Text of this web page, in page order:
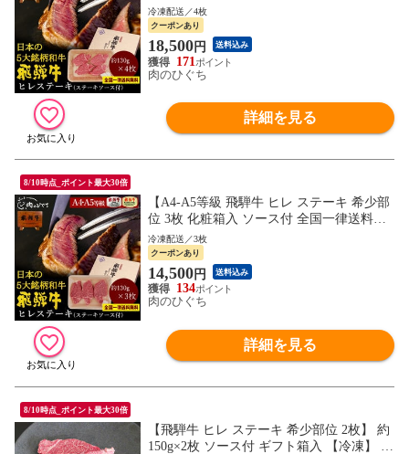
料】約130g×4枚 肉 ギフト 精肉 精肉ギフト
内祝 御礼 銘柄和牛 黒毛和牛 ぽっきり
冷凍配送／4枚
クーポンあり
18,500円 送料込み
171
肉のひぐち
詳細を見る
8/10時点_ポイント最大30倍
【A4-A5等級 飛騨牛 ヒレ ステーキ 希少部
位 3枚 化粧箱入 ソース付 全国一律送料無
料】 約130g×3枚 肉 ギフト 精肉 精肉ギフ
ト 内祝 御礼 銘柄和牛 黒毛和牛 ぽっきり
冷凍配送／3枚
クーポンあり
14,500円 送料込み
134
肉のひぐち
詳細を見る
8/10時点_ポイント最大30倍
【飛騨牛 ヒレ ステーキ 希少部位 2枚】 約
150g×2枚 ソース付 ギフト箱入 【冷凍】 肉